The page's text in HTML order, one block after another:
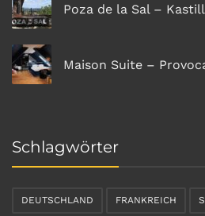
Poza de la Sal –
Maison Suite –
Schlagwörter
DEUTSCHLAND FRANKREICH